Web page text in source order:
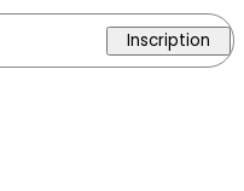
Inscription